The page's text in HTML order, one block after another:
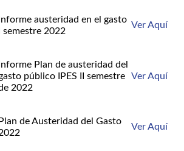
Informe austeridad en el gasto
I semestre 2022
Ver Aquí
Informe Plan de austeridad del
público IPES II semestre
2022
Ver Aquí
Plan de Austeridad del Gasto
Ver Aquí